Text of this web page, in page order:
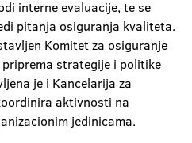
interne evaluacije, te se
pitanja osiguranja kvaliteta.
Komitet za osiguranje
strategije i politike
je i Kancelarija za
aktivnosti na
jedinicama.